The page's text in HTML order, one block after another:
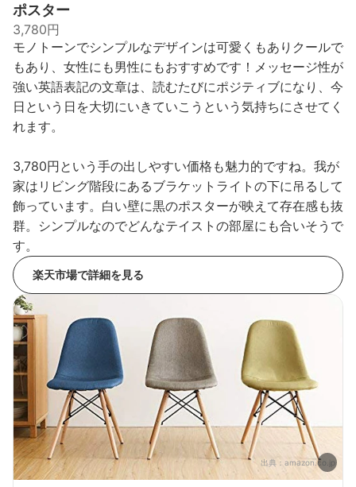
ポスター
3,780円
モノトーンでシンプルなデザインは可愛くもありクールで
もあり、女性にも男性にもおすすめです！メッセージ性が
強い英語表記の文章は、読むたびにポジティブになり、今
日という日を大切にいきていこうという気持ちにさせてく
れます。
3,780円という手の出しやすい価格も魅力的ですね。我が
家はリビング階段にあるブラケットライトの下に吊るして
飾っています。白い壁に黒のポスターが映えて存在感も抜
群。シンプルなのでどんなテイストの部屋にも合いそうで
す。
楽天市場で詳細を見る
出典： amazon.co.jp